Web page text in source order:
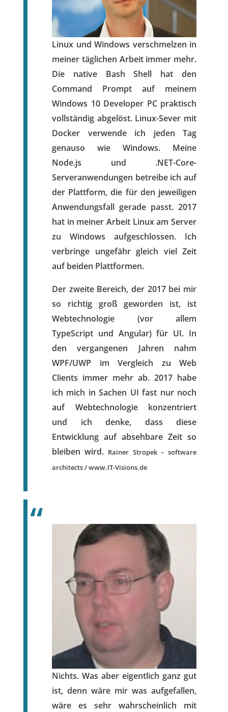
Linux und Windows verschmelzen in
meiner täglichen Arbeit immer mehr.
Die native Bash Shell hat den
Command Prompt auf meinem
Windows 10 Developer PC praktisch
vollständig abgelöst. Linux-Sever mit
Docker verwende ich jeden Tag
genauso wie Windows. Meine
Node.js und .NET-Core-
Serveranwendungen betreibe ich auf
der Plattform, die für den jeweiligen
Anwendungsfall gerade passt. 2017
hat in meiner Arbeit Linux am Server
zu Windows aufgeschlossen. Ich
verbringe ungefähr gleich viel Zeit
auf beiden Plattformen.
Der zweite Bereich, der 2017 bei mir
so richtig groß geworden ist, ist
Webtechnologie (vor allem
TypeScript und Angular) für UI. In
den vergangenen Jahren nahm
WPF/UWP im Vergleich zu Web
Clients immer mehr ab. 2017 habe
ich mich in Sachen UI fast nur noch
auf Webtechnologie konzentriert
und ich denke, dass diese
Entwicklung auf absehbare Zeit so
bleiben wird. Rainer Stropek – software
architects / www.IT-Visions.de
Nichts. Was aber eigentlich ganz gut
ist, denn wäre mir was aufgefallen,
wäre es sehr wahrscheinlich mit